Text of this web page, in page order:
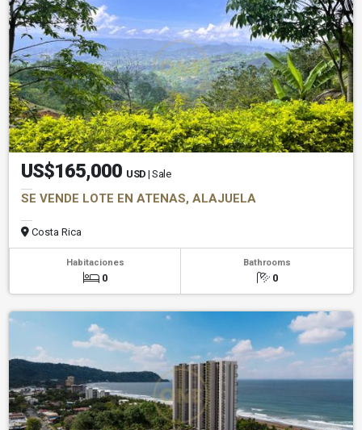
US$165,000 USD | Sale
SE VENDE LOTE EN ATENAS, ALAJUELA
Costa Rica
Habitaciones
0
Bathrooms
0